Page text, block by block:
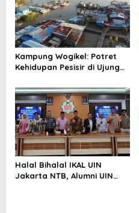
Kampung Wogikel: Potret
Kehidupan Pesisir di Ujung
Bertahan di Tengah
Keterbatasan
Halal Bihalal IKAL UIN
Jakarta NTB, Alumni UIN